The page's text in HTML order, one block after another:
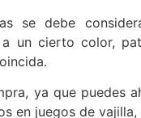
se debe
un cierto color,
ya que puedes
en juegos de